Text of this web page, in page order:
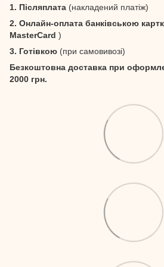
1. Післяплата (накладений платіж)
2. Онлайн-оплата банківською
MasterCard )
3. Готівкою (при самовивозі)
Безкоштовна доставка при
2000 грн.